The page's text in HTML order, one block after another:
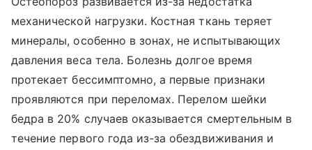
механической нагрузки. Костная ткань теряет
минералы, особенно в зонах, не испытывающих
давления веса тела. Болезнь долгое время
протекает бессимптомно, а первые признаки
проявляются при переломах. Перелом шейки
бедра в 20% случаев оказывается смертельным в
течение первого года из-за обездвиживания и